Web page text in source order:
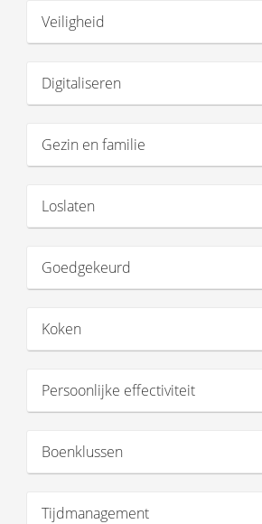
Veiligheid
Digitaliseren
Gezin en familie
Loslaten
Goedgekeurd
Koken
Persoonlijke effectiviteit
Boenklussen
Tijdmanagement